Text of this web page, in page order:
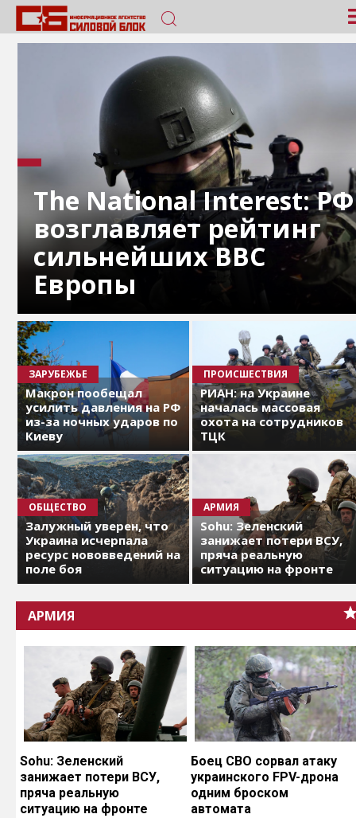
The National Interest: РФ
возглавляет рейтинг
сильнейших ВВС
Европы
ЗАРУБЕЖЬЕ
Макрон пообещал
усилить давления на РФ
из-за ночных ударов по
Киеву
ПРОИСШЕСТВИЯ
РИАН: на Украине
началась массовая
охота на сотрудников
ТЦК
ОБЩЕСТВО
Залужный уверен, что
Украина исчерпала
ресурс нововведений на
поле боя
АРМИЯ
Sohu: Зеленский
занижает потери ВСУ,
пряча реальную
ситуацию на фронте
АРМИЯ
Sohu: Зеленский
занижает потери ВСУ,
пряча реальную
ситуацию на фронте
Боец СВО сорвал атаку
украинского FPV-дрона
одним броском
автомата